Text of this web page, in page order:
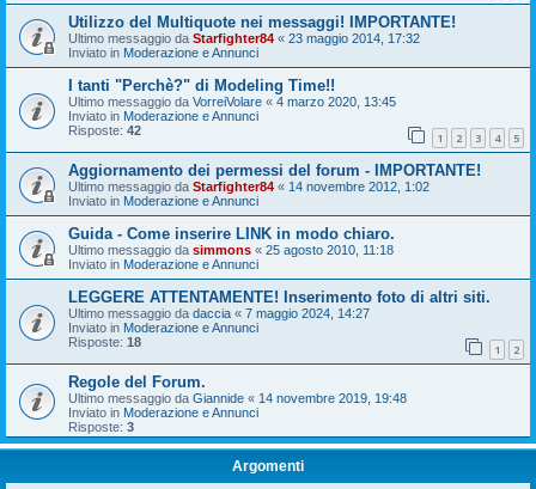
Utilizzo del Multiquote nei messaggi! IMPORTANTE!
Ultimo messaggio da Starfighter84 « 23 maggio 2014, 17:32
Inviato in Moderazione e Annunci
I tanti "Perchè?" di Modeling Time!!
Ultimo messaggio da VorreiVolare « 4 marzo 2020, 13:45
Inviato in Moderazione e Annunci
Risposte: 42 1 2 3 4 5
Aggiornamento dei permessi del forum - IMPORTANTE!
Ultimo messaggio da Starfighter84 « 14 novembre 2012, 1:02
Inviato in Moderazione e Annunci
Guida - Come inserire LINK in modo chiaro.
Ultimo messaggio da simmons « 25 agosto 2010, 11:18
Inviato in Moderazione e Annunci
LEGGERE ATTENTAMENTE! Inserimento foto di altri siti.
Ultimo messaggio da daccia « 7 maggio 2024, 14:27
Inviato in Moderazione e Annunci
Risposte: 18 1 2
Regole del Forum.
Ultimo messaggio da Giannide « 14 novembre 2019, 19:48
Inviato in Moderazione e Annunci
Risposte: 3
Argomenti